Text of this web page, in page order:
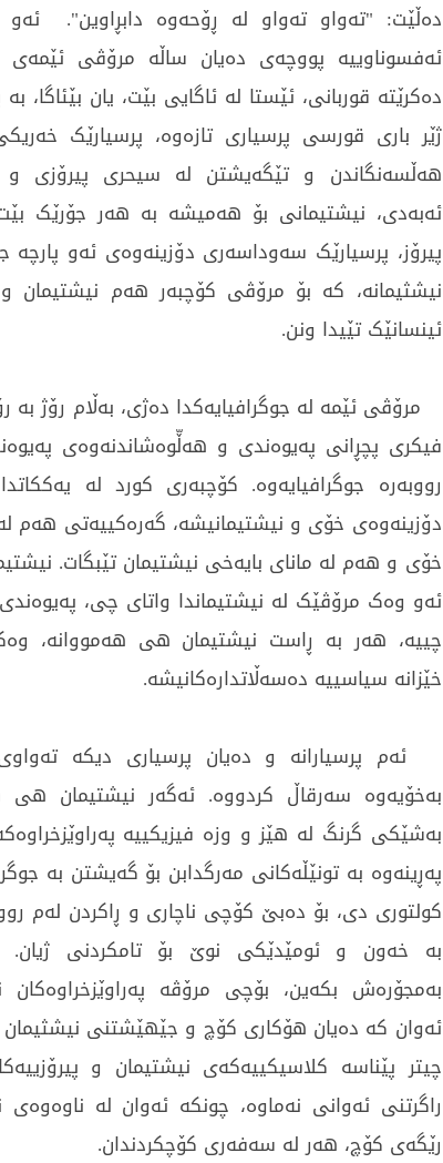
دەڵێت: "تەواو تەواو لە ڕۆحەوە دابڕاوین". ئەو
ئەفسوناوییە پووچەی دەیان ساڵە مرۆڤی
دەکرێتە قوربانی، ئێستا لە ئاگایی بێت، یان بێئاگا،
ژێر باری قورسی پرسیاری تازەوە، پرسیارێک
هەڵسەنگاندن و تێگەیشتن لە سیحری پیرۆزی و
ئەبەدی، نیشتیمانی بۆ هەمیشە بە هەر جۆرێک
پیرۆز، پرسیارێک سەوداسەری دۆزینەوەی ئەو پارچە
نیشثیمانە، کە بۆ مرۆڤی کۆچبەر هەم
ئینسانێک تێیدا ونن.
مرۆڤی ئێمە لە جوگرافیایەکدا دەژی، بەڵام رۆژ بە
فیکری پچڕانی پەیوەندی و هەڵّوەشاندنەوەی
رووبەرە جوگرافیایەوە. کۆچبەری کورد لە
دۆزینەوەی خۆی و نیشتیمانیشە، گەرەکییەتی هەم
خۆی و هەم لە مانای بایەخی نیشتیمان تێبگات.
ئەو وەک مرۆڤێک لە نیشتیماندا واتای چی،
چییە، هەر بە ڕاست نیشتیمان هی هەمووانە،
خێزانە سیاسییە دەسەڵاتدارەکانیشە.
ئەم پرسیارانە و دەیان پرسیاری دیکە
بەخۆیەوە سەرقاڵ کردووە. ئەگەر نیشتیمان هی
بەشێکی گرنگ لە هێز و وزە فیزیکییە
پەڕینەوە بە تونێڵەکانی مەرگدابن بۆ گەیشتن بە
کولتوری دی، بۆ دەبێ کۆچی ناچاری و ڕاکردن لەم
بە خەون و ئومێدێکی نوێ بۆ تامکردنی ژیان.
بەمجۆرەش بکەین، بۆچی مرۆڤە پەراوێزخراوەکان
ئەوان کە دەیان هۆکاری کۆچ و جێهێشتنی نیشثیمان
چیتر پێناسە کلاسیکییەکەی نیشتیمان و
راگرتنی ئەوانی نەماوە، چونکە ئەوان لە ناوەوەی
رێگەی کۆچ، هەر لە سەفەری کۆچکردندان.